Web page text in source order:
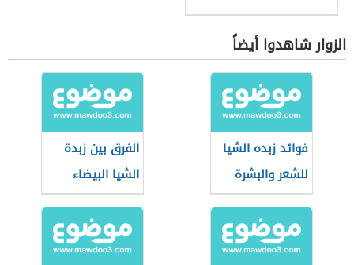
الزوار شاهدوا أيضاً
فوائد زبده الشيا
للشعر والبشرة
الفرق بين زبدة
الشيا البيضاء
والصفراء